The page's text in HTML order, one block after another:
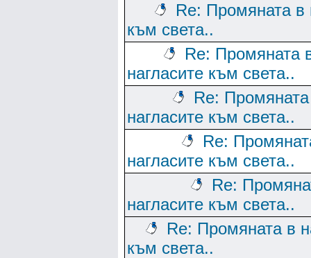
Re: Промяната в
към света..
Re: Промяната
нагласите към света..
Re:
нагласите към света..
Re:
нагласите към света..
Re:
нагласите към света..
Re: Промяната в
към света..